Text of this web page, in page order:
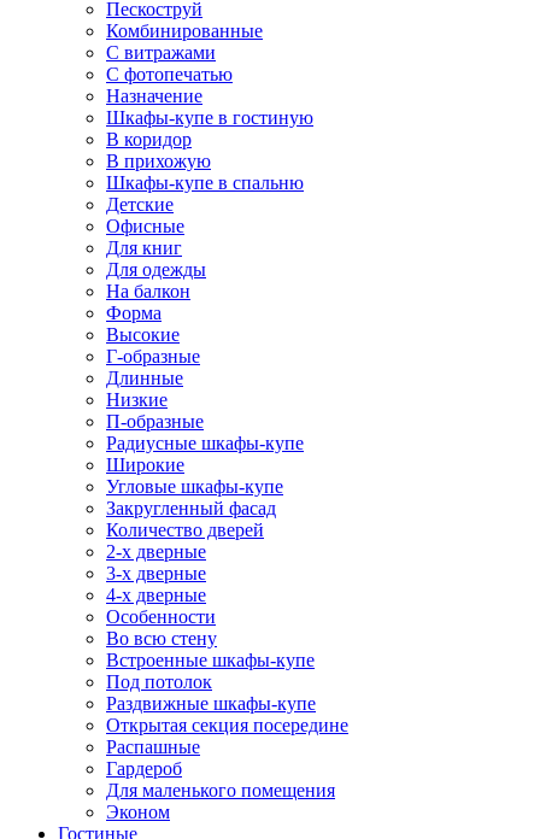
Пескоструй
Комбинированные
С витражами
С фотопечатью
Назначение
Шкафы-купе в гостиную
В коридор
В прихожую
Шкафы-купе в спальню
Детские
Офисные
Для книг
Для одежды
На балкон
Форма
Высокие
Г-образные
Длинные
Низкие
П-образные
Радиусные шкафы-купе
Широкие
Угловые шкафы-купе
Закругленный фасад
Количество дверей
2-х дверные
3-х дверные
4-х дверные
Особенности
Во всю стену
Встроенные шкафы-купе
Под потолок
Раздвижные шкафы-купе
Открытая секция посередине
Распашные
Гардероб
Для маленького помещения
Эконом
Гостиные